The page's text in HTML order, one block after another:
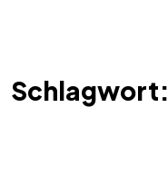
Schlagwort: